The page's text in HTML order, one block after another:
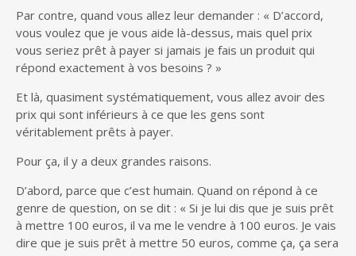
Par contre, quand vous allez leur demander : « D’accord,
vous voulez que je vous aide là-dessus, mais quel prix
vous seriez prêt à payer si jamais je fais un produit qui
répond exactement à vos besoins ? »
Et là, quasiment systématiquement, vous allez avoir des
prix qui sont inférieurs à ce que les gens sont
véritablement prêts à payer.
Pour ça, il y a deux grandes raisons.
D’abord, parce que c’est humain. Quand on répond à ce
genre de question, on se dit : « Si je lui dis que je suis prêt
à mettre 100 euros, il va me le vendre à 100 euros. Je vais
dire que je suis prêt à mettre 50 euros, comme ça, ça sera